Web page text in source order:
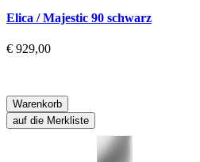
Elica / Majestic 90 schwarz
€ 929,00
Warenkorb
auf die Merkliste